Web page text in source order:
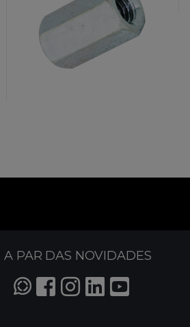
A PAR DAS NOVIDADES